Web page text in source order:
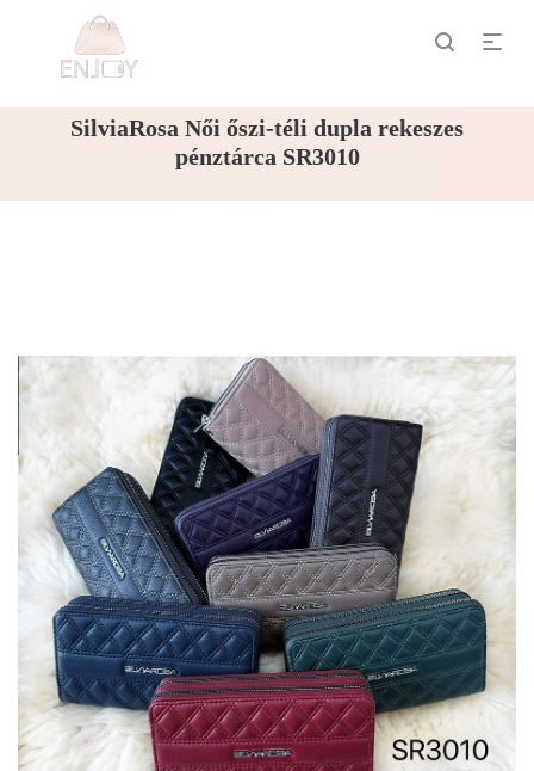
SilviaRosa Női őszi-téli dupla rekeszes
pénztárca SR3010